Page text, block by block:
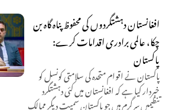
افغانستان دہشتگردوں کی محفوظ پناہ گاہ بن
چکا، عالمی برادری اقدامات کرے:
پاکستان
پاکستان نے اقوام متحدہ کی سلامتی کونسل کو
خبردار کیا ہے کہ افغانستان میں کئی دہشتگرد
تنظیمیں سرگرم ہیں جو پاکستان سمیت دیگر ممالک